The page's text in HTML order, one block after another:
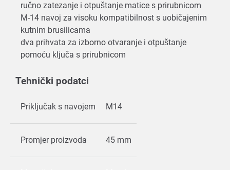
ručno zatezanje i otpuštanje matice s prirubnicom
M-14 navoj za visoku kompatibilnost s uobičajenim
kutnim brusilicama
dva prihvata za izborno otvaranje i otpuštanje
pomoću ključa s prirubnicom
Tehnički podatci
Priključak s navojem M14
Promjer proizvoda 45 mm